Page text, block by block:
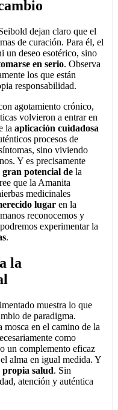
dejan claro que el
de curación. Para él, el
un deseo esotérico, sino
en serio. Observa
los que están
responsabilidad.
agotamiento crónico,
volvieron a entrar en
la aplicación cuidadosa
procesos de
sino viviendo
Y es precisamente
gran potencial de la
que la Amanita
medicinales
lugar en la
reconocemos y
experimentar la
.
la
muestra lo que
de paradigma.
en el camino de la
como
un complemento eficaz
alma en igual medida. Y
propia salud. Sin
atención y auténtica